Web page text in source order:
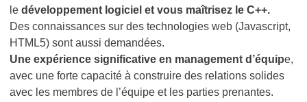
le développement logiciel et vous maîtrisez le C++.
Des connaissances sur des technologies web (Javascript,
HTML5) sont aussi demandées.
Une expérience significative en management d’équipe,
avec une forte capacité à construire des relations solides
avec les membres de l’équipe et les parties prenantes.